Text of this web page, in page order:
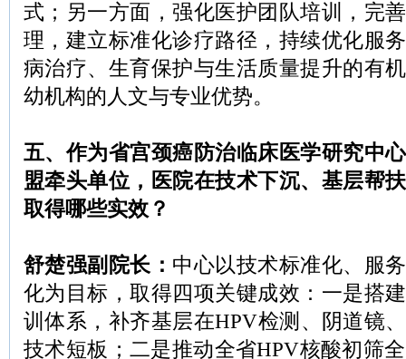
式；另一方面，强化医护团队培训，完
理，建立标准化诊疗路径，持续优化服
病治疗、生育保护与生活质量提升的有
幼机构的人文与专业优势。
五、作为省宫颈癌防治临床医学研究中心
盟牵头单位，医院在技术下沉、基层帮
取得哪些实效？
舒楚强副院长： 中心以技术标准化、服
化为目标，取得四项关键成效：一是搭
训体系，补齐基层在HPV检测、阴道镜
技术短板；二是推动全省HPV核酸初筛